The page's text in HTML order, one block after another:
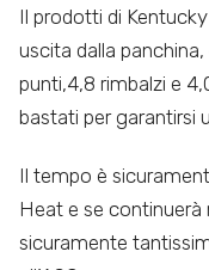
Il prodotti di
uscita dalla
punti,4,8 rimbalzi e
bastati per garantirsi
Il tempo è
Heat e se continuerà
sicuramente